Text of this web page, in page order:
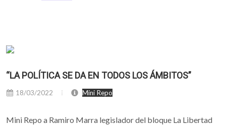
“LA POLÍTICA SE DA EN TODOS LOS ÁMBITOS”
18/03/2022 Mini Repo
Mini Repo a Ramiro Marra legislador del bloque La Libertad